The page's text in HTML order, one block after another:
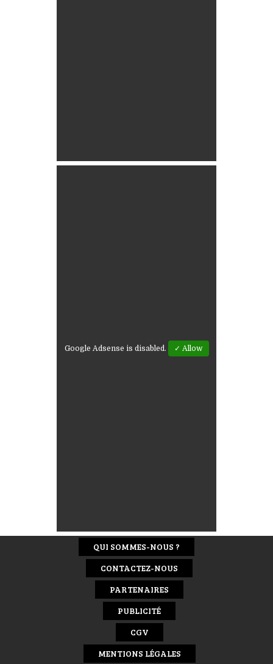
Google Adsense is disabled. ✓ Allow
QUI SOMMES-NOUS ?
CONTACTEZ-NOUS
PARTENAIRES
PUBLICITÉ
CGV
MENTIONS LÉGALES